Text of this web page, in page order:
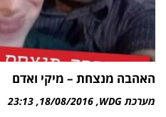
האהבה מנצחת – מיקי ואדם
מערכת WDG 18/08/2016
23:13